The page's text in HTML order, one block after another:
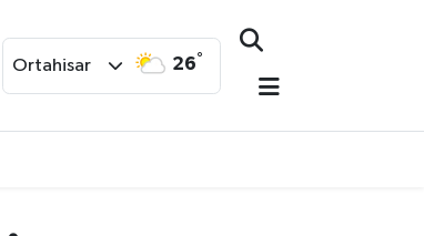
Ortahisar 26°